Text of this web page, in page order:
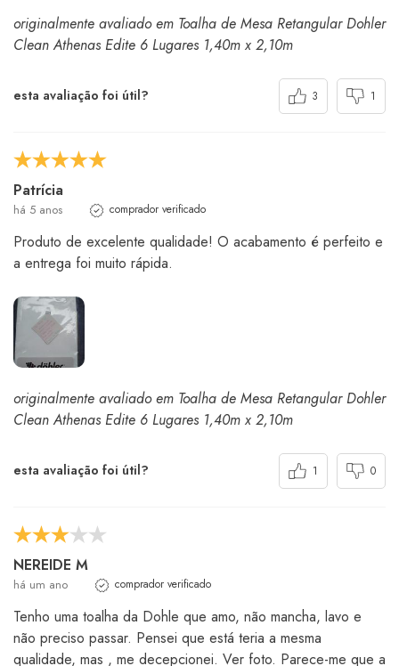
originalmente avaliado em Toalha de Mesa Retangular Dohler
Clean Athenas Edite 6 Lugares 1,40m x 2,10m
esta avaliação foi útil? 3 1
Patrícia
há 5 anos comprador verificado
Produto de excelente qualidade! O acabamento é perfeito e
a entrega foi muito rápida.
originalmente avaliado em Toalha de Mesa Retangular Dohler
Clean Athenas Edite 6 Lugares 1,40m x 2,10m
esta avaliação foi útil? 1 0
NEREIDE M
há um ano comprador verificado
Tenho uma toalha da Dohle que amo, não mancha, lavo e
não preciso passar. Pensei que está teria a mesma
qualidade, mas , me decepcionei. Ver foto. Parece-me que a